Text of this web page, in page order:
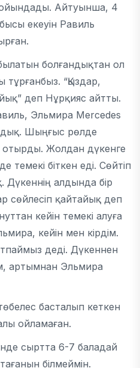
Айтуынша, 4
екеуін Равиль
болғандықтан ол
“Қыздар,
деп Нұрқияс айтты.
Эльмира Mercedes
Шыңғыс рөлде
Жолдан дүкенге
темекі біткен еді. Сөйтіп
Дүкеннің алдында бір
сөйлесіп қайтайық деп
кейін темекі алуға
кейін мен кірдім.
деді. Дүкеннен
артымнан Эльмира
басталып кеткен
ойламаған.
сыртта 6-7 баладай
білмеймін.